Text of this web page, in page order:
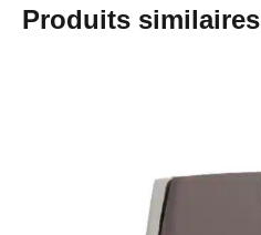
Produits similaires